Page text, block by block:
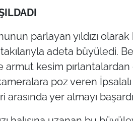
parlayan yıldızı
adeta büyüledi.
kesim
poz veren
yer almayı